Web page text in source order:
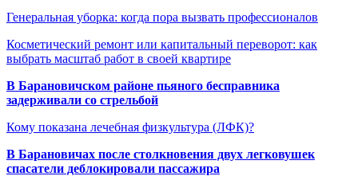
Генеральная уборка: когда пора вызвать профессионалов
Косметический ремонт или капитальный переворот: как
выбрать масштаб работ в своей квартире
В Барановичском районе пьяного бесправника
задерживали со стрельбой
Кому показана лечебная физкультура (ЛФК)?
В Барановичах после столкновения двух легковушек
спасатели деблокировали пассажира